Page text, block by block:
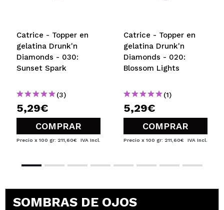
Catrice - Topper en
gelatina Drunk'n
Diamonds - 030:
Sunset Spark
(3)
5,29€
COMPRAR
Precio x 100 gr: 211,60€ IVA Incl.
Catrice - Topper en
gelatina Drunk'n
Diamonds - 020:
Blossom Lights
(1)
5,29€
COMPRAR
Precio x 100 gr: 211,60€ IVA Incl.
SOMBRAS DE OJOS